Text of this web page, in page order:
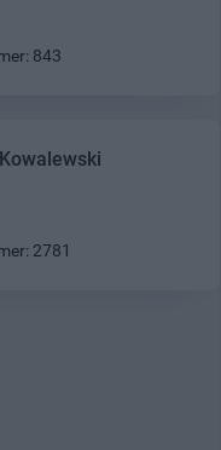
843
2781